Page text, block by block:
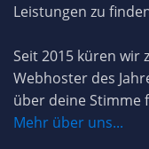
Leistungen zu
Seit 2015 küren wir
Webhoster des
über deine Stimme
Mehr über uns...